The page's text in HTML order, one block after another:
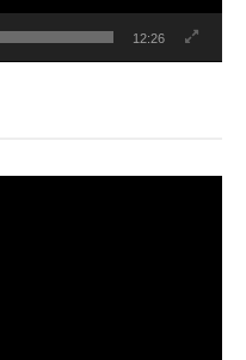
12:26